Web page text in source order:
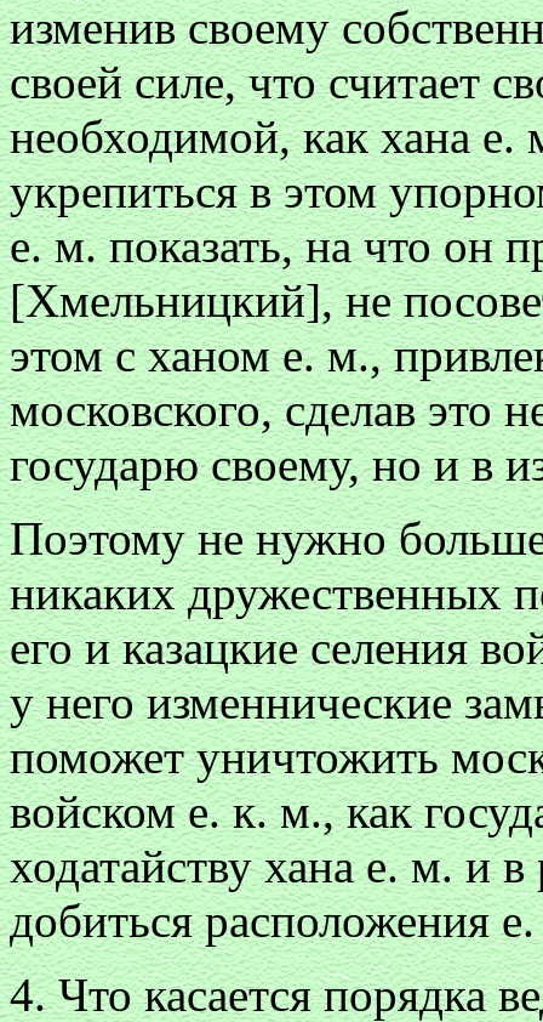
изменив своему
своей силе, что считает
необходимой, как хана е.
укрепиться в этом
е. м. показать, на что он
[Хмельницкий], не
этом с ханом е. м.,
московского, сделав это
государю своему, но и в
Поэтому не нужно
никаких дружественных
его и казацкие селения
у него изменнические
поможет уничтожить
войском е. к. м., как
ходатайству хана е. м. и в
добиться расположения е.
4. Что касается порядка